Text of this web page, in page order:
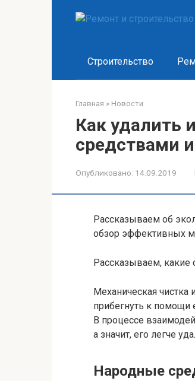
Строительство
Главная » Новости
Как удалить
средствами
Опубликовано: 14.09.2019
Рассказываем об
обзор эффективных
Рассказываем, какие
Механическая чистка
прибегнуть к помощи
В процессе
а значит, его легче
Народные